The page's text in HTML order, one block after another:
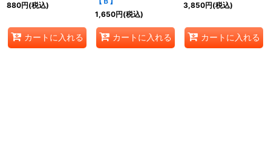
880円(税込)
カートに入れる
1,650円(税込)
カートに入れる
3,850円(税込)
カートに入れる